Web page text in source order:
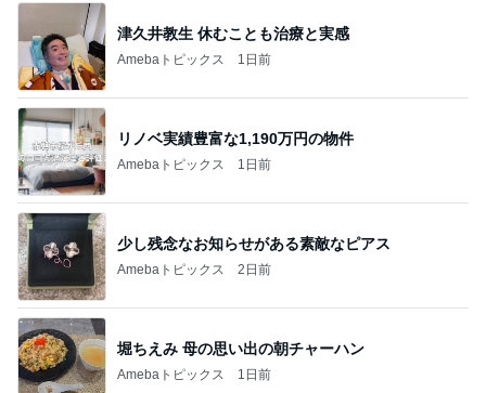
津久井教生 休むことも治療と実感
Amebaトピックス 1日前
リノベ実績豊富な1,190万円の物件
Amebaトピックス 1日前
少し残念なお知らせがある素敵なピアス
Amebaトピックス 2日前
堀ちえみ 母の思い出の朝チャーハン
Amebaトピックス 1日前